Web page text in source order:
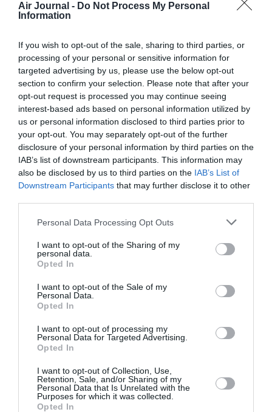
Air Journal - Do Not Process My Personal
Information
If you wish to opt-out of the sale, sharing to third parties, or
processing of your personal or sensitive information for
targeted advertising by us, please use the below opt-out
section to confirm your selection. Please note that after your
opt-out request is processed you may continue seeing
interest-based ads based on personal information utilized by
us or personal information disclosed to third parties prior to
your opt-out. You may separately opt-out of the further
disclosure of your personal information by third parties on the
IAB’s list of downstream participants. This information may
also be disclosed by us to third parties on the IAB’s List of
Downstream Participants that may further disclose it to other
Personal Data Processing Opt Outs
I want to opt-out of the Sharing of my
personal data.
Opted In
I want to opt-out of the Sale of my
Personal Data.
Opted In
I want to opt-out of processing my
Personal Data for Targeted Advertising.
Opted In
I want to opt-out of Collection, Use,
Retention, Sale, and/or Sharing of my
Personal Data that Is Unrelated with the
Purposes for which it was collected.
Opted In
44° d’inclinaison lors d’une remise de gaz par Aer
ABONNEMENT
PUBLICITÉ
MASQUÉE
PSEUDONYME
RÉSERVÉ
COMMENTAIRE
INSTANTANÉ
ARTICLES LES PLUS
CONSULTÉS DU MOIS
01